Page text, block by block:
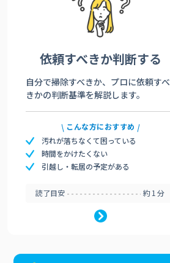
依頼すべきか判断する
自分で掃除すべきか、プロに依頼すべ
きかの判断基準を解説します。
こんな方におすすめ
汚れが落ちなくて困っている
時間をかけたくない
引越し・転居の予定がある
読了目安 約1分